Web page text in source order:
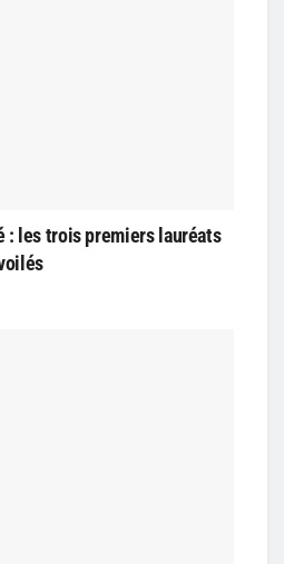
: les trois premiers lauréats